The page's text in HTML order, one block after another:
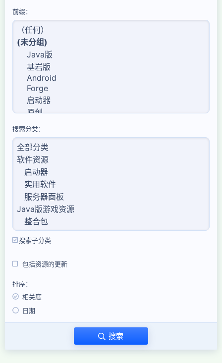
前缀
搜索分类
搜索子分类
包括资源的更新
排序
相关度
日期
搜索